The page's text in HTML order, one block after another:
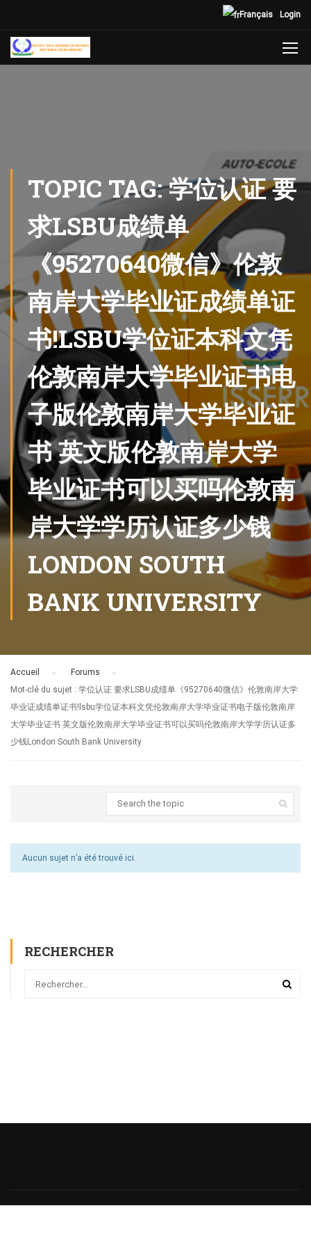
Login
Français
TOPIC TAG: 学位认证 要
求LSBU成绩单
《95270640微信》伦敦
南岸大学毕业证成绩单证
书!LSBU学位证本科文凭
伦敦南岸大学毕业证书电
子版伦敦南岸大学毕业证
书 英文版伦敦南岸大学
毕业证书可以买吗伦敦南
岸大学学历认证多少钱
LONDON SOUTH
BANK UNIVERSITY
Accueil Forums
Mot-clé du sujet : 学位认证 要求LSBU成绩单《95270640微信》伦敦南岸大学
毕业证成绩单证书!lsbu学位证本科文凭伦敦南岸大学毕业证书电子版伦敦南岸
大学毕业证书 英文版伦敦南岸大学毕业证书可以买吗伦敦南岸大学学历认证多
少钱London South Bank University
Aucun sujet n’a été trouvé ici.
RECHERCHER